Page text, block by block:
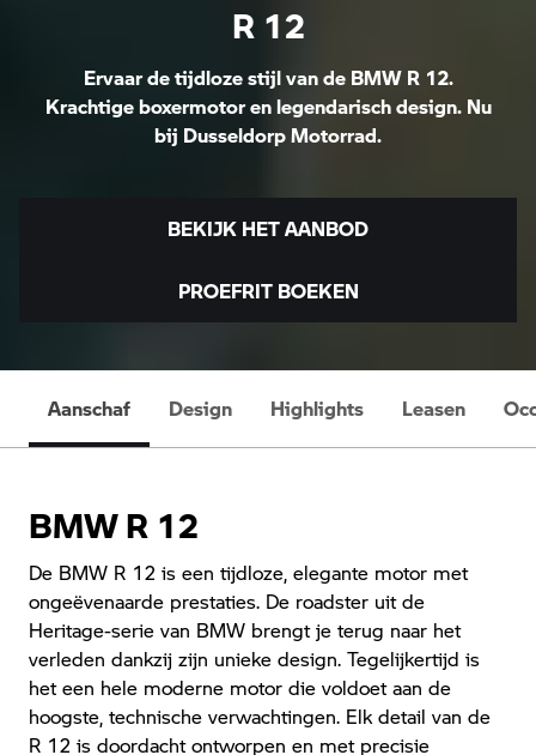
R 12
Ervaar de tijdloze stijl van de BMW R 12.
Krachtige boxermotor en legendarisch design. Nu
bij Dusseldorp Motorrad.
BEKIJK HET AANBOD
PROEFRIT BOEKEN
Aanschaf Design Highlights Leasen
BMW R 12
De BMW R 12 is een tijdloze, elegante motor met
ongeëvenaarde prestaties. De roadster uit de
Heritage-serie van BMW brengt je terug naar het
verleden dankzij zijn unieke design. Tegelijkertijd is
het een hele moderne motor die voldoet aan de
hoogste, technische verwachtingen. Elk detail van de
R 12 is doordacht ontworpen en met precisie